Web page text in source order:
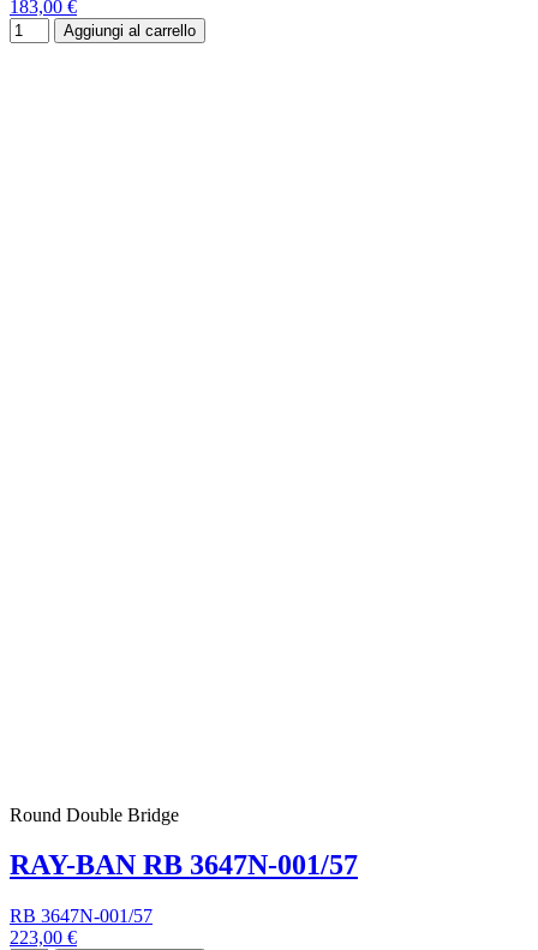
183,00 €
Aggiungi al carrello
Round Double Bridge
RAY-BAN RB 3647N-001/57
RB 3647N-001/57
223,00 €